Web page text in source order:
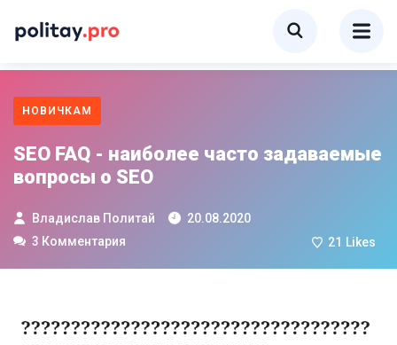
НОВИЧКАМ
SEO FAQ - наиболее часто задаваемые
вопросы о SEO
Владислав Политай
20.08.2020
3 Комментария
21 Likes